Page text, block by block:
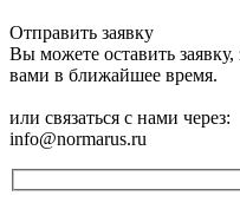
Отправить заявку
Вы можете оставить
вами в ближайшее время.
или связаться с нами через:
info@normarus.ru